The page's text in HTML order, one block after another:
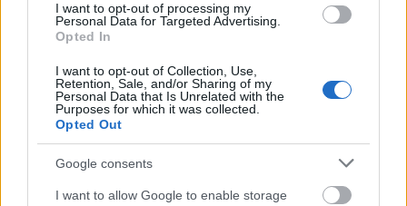
I want to opt-out of processing my
Personal Data for Targeted Advertising.
Opted In
I want to opt-out of Collection, Use,
Retention, Sale, and/or Sharing of my
Personal Data that Is Unrelated with the
Purposes for which it was collected.
Opted Out
Google consents
I want to allow Google to enable storage
Τουρισμός για Ολους 2026: Τα SOS για να κερδίσετε το